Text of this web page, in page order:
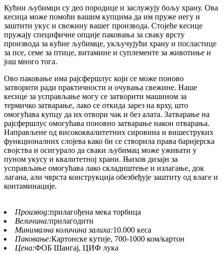
Кућни љубимци су део породице и заслужују бољу храну. Ова
кесица може помоћи вашим купцима да им пруже негу и
заштити укус и свежину вашег производа. Стојеће кесице
пружају специфичне опције паковања за сваку врсту
производа за кућне љубимце, укључујући храну и посластице
за псе, семе за птице, витамине и суплементе за животиње и
још много тога.
Ово паковање има рајсфершлус који се може поново
затворити ради практичности и очувања свежине. Наше
кесице за усправљање могу се затворити машином за
термичко затварање, лако се откида зарез на врху, што
омогућава купцу да их отвори чак и без алата. Затварање на
рајсфершлус омогућава поновно затварање након отварања.
Направљене од висококвалитетних сировина и вишеструких
функционалних слојева како би се створила права баријерска
својства и осигурало да сваки љубимац може уживати у
пуном укусу и квалитетној храни. Њихов дизајн за
усправљање омогућава лако складиштење и излагање, док
лагана, али чврста конструкција обезбеђује заштиту од влаге и
контаминације.
Производ:прилагођена мека торбица
Величина:прилагодити
Минимална количина залиха:10.000 кеса
Паковање:Картонске кутије, 700-1000 ком/картон
Цена:ФОБ Шангај, ЦИФ лука